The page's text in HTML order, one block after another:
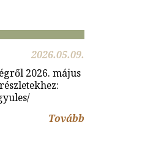
2026.05.09.
2026. május
Tovább